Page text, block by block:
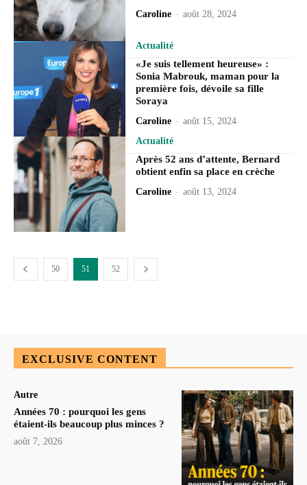
Caroline - août 28, 2024
Actualité
«Je suis tellement heureuse» :
Sonia Mabrouk, maman pour la
première fois, dévoile sa fille
Soraya
Caroline - août 15, 2024
Actualité
Après 52 ans d’attente, Bernard
obtient enfin sa place en crèche
Caroline - août 13, 2024
50 51 52
EXCLUSIVE CONTENT
Autre
Années 70 : pourquoi les gens
étaient-ils beaucoup plus minces ?
août 7, 2026